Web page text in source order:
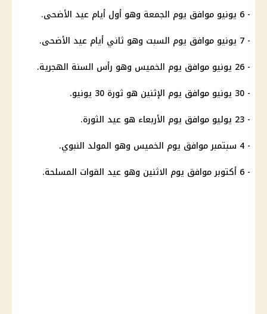
- 6 يونيو موافق يوم الجمعة وهو أول أيام عيد الأضحى.
- 7 يونيو موافق يوم السبت وهو ثاني أيام عيد الأضحى.
- 26 يونيو موافق يوم الخميس وهو رأس السنة الهجرية.
- 30 يونيو موافق يوم الإثنين هو ثورة 30 يونيو.
- 23 يوليو موافق يوم الأربعاء هو عيد الثورة.
- 4 سبتمبر موافق يوم الخميس وهو المولد النبوي.
- 6 أكتوبر موافق يوم الاثنين وهو عيد القوات المسلحة.